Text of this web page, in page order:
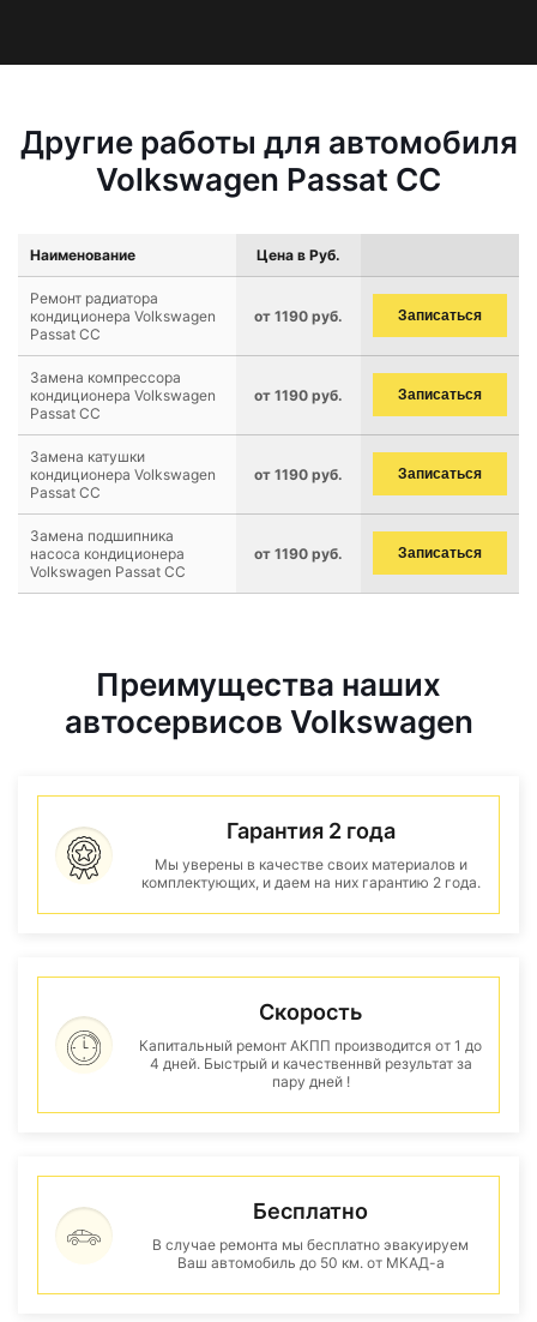
Другие работы для автомобиля
Volkswagen Passat CC
Наименование Цена в Руб.
Ремонт радиатора
кондиционера Volkswagen
Passat CC
от 1190 руб. Записаться
Замена компрессора
кондиционера Volkswagen
Passat CC
от 1190 руб. Записаться
Замена катушки
кондиционера Volkswagen
Passat CC
от 1190 руб. Записаться
Замена подшипника
насоса кондиционера
Volkswagen Passat CC
от 1190 руб. Записаться
Преимущества наших
автосервисов Volkswagen
Гарантия 2 года
Мы уверены в качестве своих материалов и
комплектующих, и даем на них гарантию 2 года.
Скорость
Капитальный ремонт АКПП производится от 1 до
4 дней. Быстрый и качественнвй результат за
пару дней !
Бесплатно
В случае ремонта мы бесплатно эвакуируем
Ваш автомобиль до 50 км. от МКАД-а